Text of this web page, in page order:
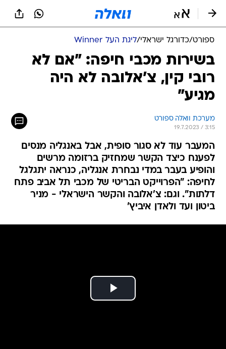
ספורט/כדורגל ישראלי/ליגת העל Winner
בשירות מכבי חיפה: "אם לא
רובי קין, צ'אלובה לא היה
מגיע"
מערכת וואלה ספורט
19.7.2023 / 3:15
המעבר עוד לא סגור סופית, אבל באנגליה מנסים
לפענח כיצד הקשר שמחזיק ברזומה מרשים
והופיע בעבר במדי נבחרת אנגליה, כנראה יתגלגל
לחיפה: "הפרוייקט הבריטי של מכבי תל אביב פתח
דלתות". וגם: צ'אלובה והקשר הישראלי - מניר
ביטון ועד ולאדן איביץ'